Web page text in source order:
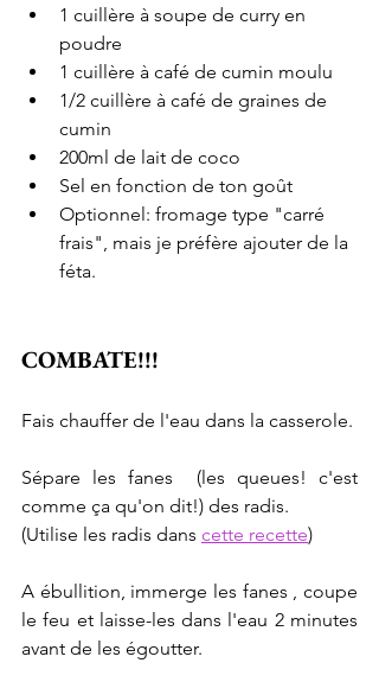
1 cuillère à soupe de curry en
poudre
1 cuillère à café de cumin moulu
1/2 cuillère à café de graines de
cumin
200ml de lait de coco
Sel en fonction de ton goût
Optionnel: fromage type "carré
frais", mais je préfère ajouter de la
féta.
COMBATE!!!
Fais chauffer de l'eau dans la casserole.
Sépare les fanes  (les queues! c'est
comme ça qu'on dit!) des radis.
(Utilise les radis dans cette recette)
A ébullition, immerge les fanes , coupe
le feu et laisse-les dans l'eau 2 minutes
avant de les égoutter.